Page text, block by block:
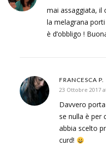
mai assaggiata, il
la melagrana
è d’obbligo !
FRANCESCA P.
23 Ottobre 2017
Davvero
se nulla è per
abbia scelto
curd!